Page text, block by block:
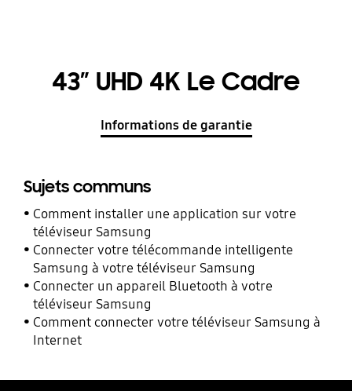
43” UHD 4K Le Cadre
Informations de garantie
Sujets communs
Comment installer une application sur votre
téléviseur Samsung
Connecter votre télécommande intelligente
Samsung à votre téléviseur Samsung
Connecter un appareil Bluetooth à votre
téléviseur Samsung
Comment connecter votre téléviseur Samsung à
Internet